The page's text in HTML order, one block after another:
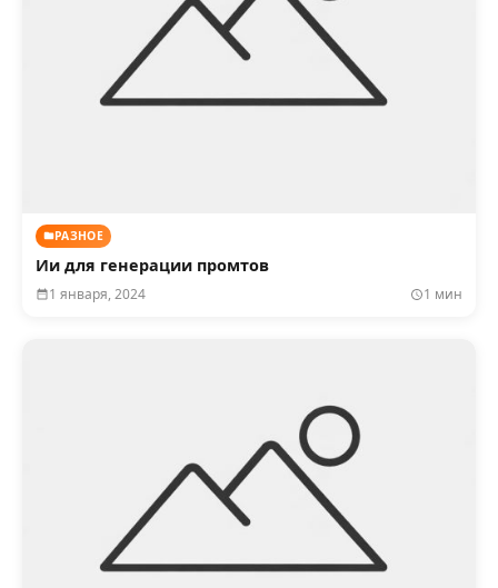
РАЗНОЕ
Ии для генерации промтов
1 января, 2024 1 мин